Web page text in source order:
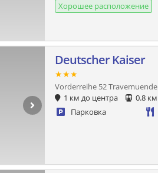
Хорошее расположение
Deutscher Kaiser
★★★
Vorderreihe 52 Travemuende
1 км до центра
0.8 км
Парковка